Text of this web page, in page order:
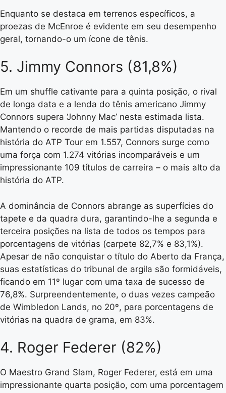
Enquanto se destaca em terrenos específicos, a
proezas de McEnroe é evidente em seu desempenho
geral, tornando-o um ícone de tênis.
5. Jimmy Connors (81,8%)
Em um shuffle cativante para a quinta posição, o rival
de longa data e a lenda do tênis americano Jimmy
Connors supera ‘Johnny Mac’ nesta estimada lista.
Mantendo o recorde de mais partidas disputadas na
história do ATP Tour em 1.557, Connors surge como
uma força com 1.274 vitórias incomparáveis e um
impressionante 109 títulos de carreira – o mais alto da
história do ATP.
A dominância de Connors abrange as superfícies do
tapete e da quadra dura, garantindo-lhe a segunda e
terceira posições na lista de todos os tempos para
porcentagens de vitórias (carpete 82,7% e 83,1%).
Apesar de não conquistar o título do Aberto da França,
suas estatísticas do tribunal de argila são formidáveis,
ficando em 11º lugar com uma taxa de sucesso de
76,8%. Surpreendentemente, o duas vezes campeão
de Wimbledon Lands, no 20º, para porcentagens de
vitórias na quadra de grama, em 83%.
4. Roger Federer (82%)
O Maestro Grand Slam, Roger Federer, está em uma
impressionante quarta posição, com uma porcentagem